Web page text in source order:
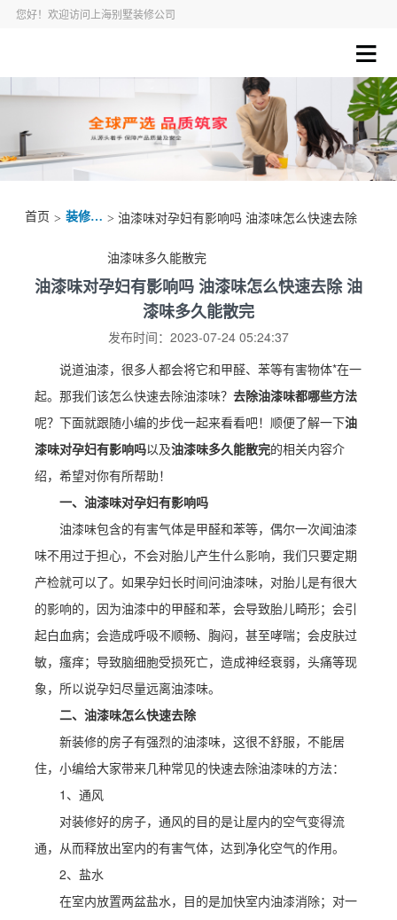
您好！欢迎访问上海别墅装修公司
首页 > 装修资讯 > 油漆味对孕妇有影响吗 油漆味怎么快速去除
油漆味多久能散完
油漆味对孕妇有影响吗 油漆味怎么快速去除 油
漆味多久能散完
发布时间：2023-07-24 05:24:37
说道油漆，很多人都会将它和甲醛、苯等有害物体*在一
起。那我们该怎么快速去除油漆味？ 去除油漆味都哪些方法
呢？下面就跟随小编的步伐一起来看看吧！顺便了解一下油
漆味对孕妇有影响吗以及油漆味多久能散完的相关内容介
绍，希望对你有所帮助！
一、油漆味对孕妇有影响吗
油漆味包含的有害气体是甲醛和苯等，偶尔一次闻油漆
味不用过于担心，不会对胎儿产生什么影响，我们只要定期
产检就可以了。如果孕妇长时间问油漆味，对胎儿是有很大
的影响的，因为油漆中的甲醛和苯，会导致胎儿畸形；会引
起白血病；会造成呼吸不顺畅、胸闷，甚至哮喘；会皮肤过
敏，瘙痒；导致脑细胞受损死亡，造成神经衰弱，头痛等现
象，所以说孕妇尽量远离油漆味。
二、油漆味怎么快速去除
新装修的房子有强烈的油漆味，这很不舒服，不能居
住，小编给大家带来几种常见的快速去除油漆味的方法：
1、通风
对装修好的房子，通风的目的是让屋内的空气变得流
通，从而释放出室内的有害气体，达到净化空气的作用。
2、盐水
在室内放置两盆盐水，目的是加快室内油漆消除；对一